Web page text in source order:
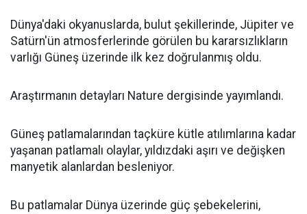
Dünya'daki okyanuslarda, bulut şekillerinde, Jüpiter ve
Satürn'ün atmosferlerinde görülen bu kararsızlıkların
varlığı Güneş üzerinde ilk kez doğrulanmış oldu.
Araştırmanın detayları Nature dergisinde yayımlandı.
Güneş patlamalarından taçküre kütle atılımlarına kadar
yaşanan patlamalı olaylar, yıldızdaki aşırı ve değişken
manyetik alanlardan besleniyor.
Bu patlamalar Dünya üzerinde güç şebekelerini,